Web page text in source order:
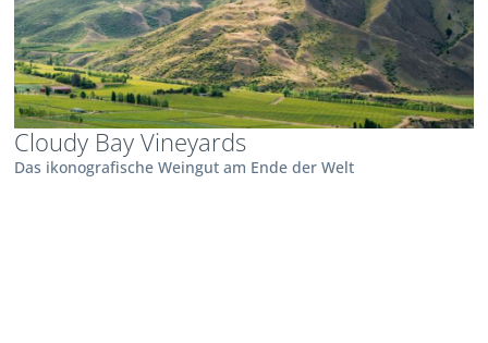
Cloudy Bay Vineyards
Das ikonografische Weingut am Ende der Welt